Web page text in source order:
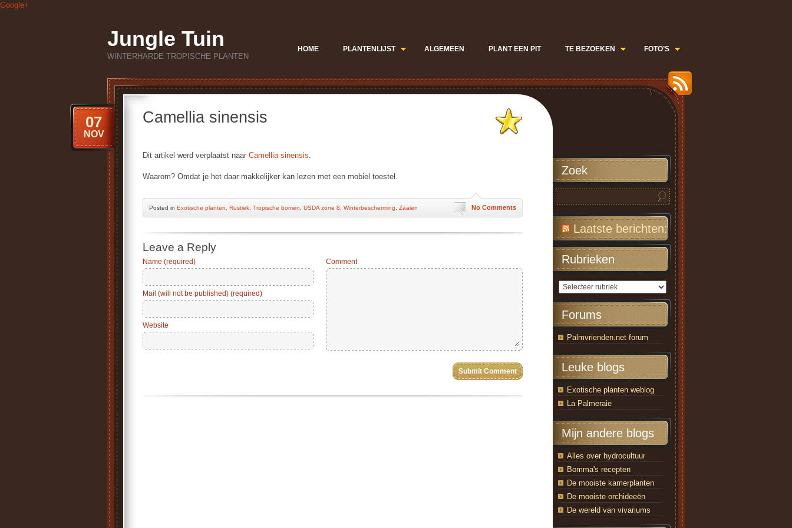
Google+
Jungle Tuin
WINTERHARDE TROPISCHE PLANTEN
HOME PLANTENLIJST ALGEMEEN PLANT EEN PIT TE BEZOEKEN FOTO’S
Camellia sinensis
07
NOV
Dit artikel werd verplaatst naar Camellia sinensis.
Waarom? Omdat je het daar makkelijker kan lezen met een mobiel toestel.
No Comments
Posted in Exotische planten Rustiek Tropische bomen USDA zone 8 Winterbescherming Zaaien
Leave a Reply
Name (required)
Mail (will not be published) (required)
Website
Comment
Zoek
Laatste berichten:
Rubrieken
Forums
Palmvrienden.net forum
Leuke blogs
Exotische planten weblog
La Palmeraie
Mijn andere blogs
Alles over hydrocultuur
Bomma's recepten
De mooiste kamerplanten
De mooiste orchideeën
De wereld van vivariums